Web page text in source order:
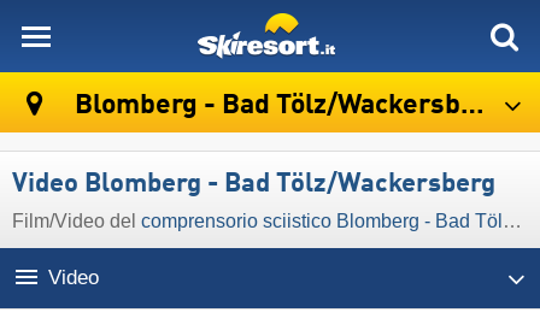
Blomberg - Bad Tölz/​Wackersberg
Video Blomberg - Bad Tölz/​Wackersberg
Film/Video del comprensorio sciistico Blomberg - Bad Tölz/​Wackersberg
Video